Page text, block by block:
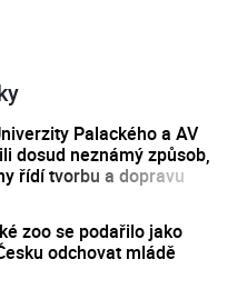
Palackého a AV
dosud neznámý způsob,
řídí tvorbu a dopravu
zoo se podařilo jako
odchovat mládě